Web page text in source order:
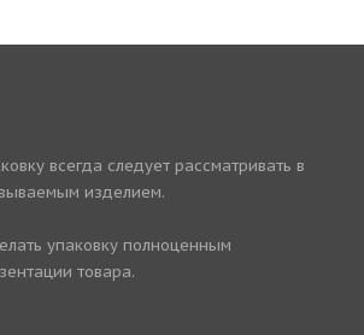
всегда следует рассматривать в
изделием.
упаковку полноценным
товара.